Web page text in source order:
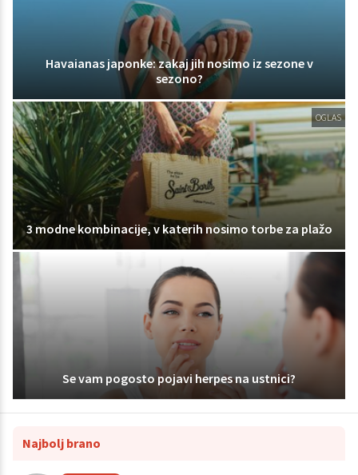
Havaianas japonke: zakaj jih nosimo iz sezone v
sezono?
OGLAS
3 modne kombinacije, v katerih nosimo torbe za plažo
Se vam pogosto pojavi herpes na ustnici?
Najbolj brano